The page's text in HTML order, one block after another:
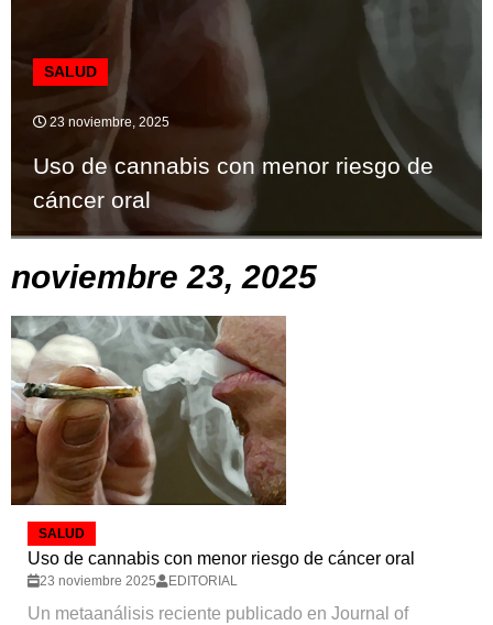
SALUD
23 noviembre, 2025
Uso de cannabis con menor riesgo de
cáncer oral
noviembre 23, 2025
SALUD
Uso de cannabis con menor riesgo de cáncer oral
23 noviembre 2025 EDITORIAL
Un metaanálisis reciente publicado en Journal of